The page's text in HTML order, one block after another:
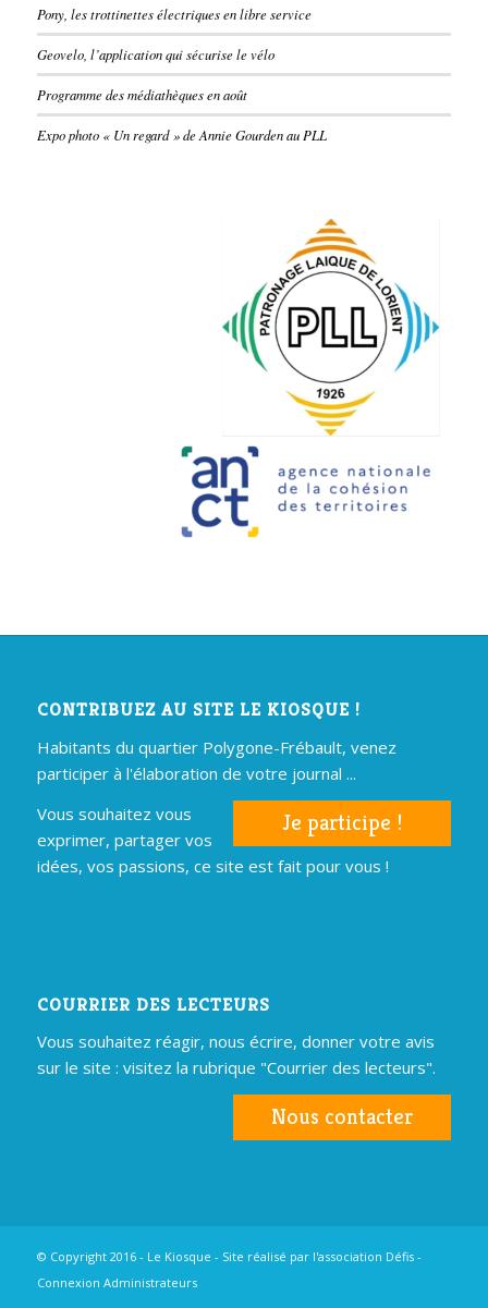
Pony, les trottinettes électriques en libre service
Geovelo, l’application qui sécurise le vélo
Programme des médiathèques en août
Expo photo « Un regard » de Annie Gourden au PLL
CONTRIBUEZ AU SITE LE KIOSQUE !
Habitants du quartier Polygone-Frébault, venez
participer à l'élaboration de votre journal ...
Je participe !
Vous souhaitez vous
exprimer, partager vos
idées, vos passions, ce site est fait pour vous !
COURRIER DES LECTEURS
Vous souhaitez réagir, nous écrire, donner votre avis
sur le site : visitez la rubrique "Courrier des lecteurs".
Nous contacter
© Copyright 2016 - Le Kiosque - Site réalisé par l'association Défis-
Connexion Administrateurs